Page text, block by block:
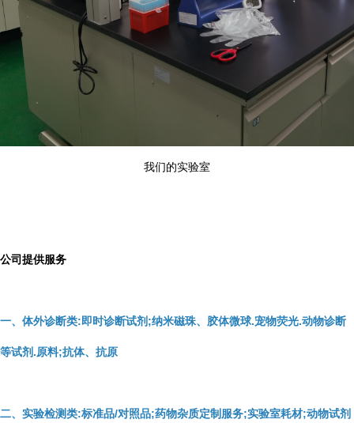
我们的实验室
公司提供服务
一、体外诊断类:即时诊断试剂;纳米磁珠、胶体微球.宠物荧光.动物诊断
等试剂.原料;抗体、抗原
二、实验检测类:标准品/对照品;药物杂质定制服务;实验室耗材;动物试剂